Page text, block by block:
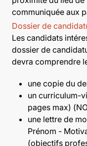
communiquée aux
Dossier de
Les candidats
dossier de
devra comprendre
une copie du
un curriculum-
pages max)
une lettre de
Prénom -
(objectifs